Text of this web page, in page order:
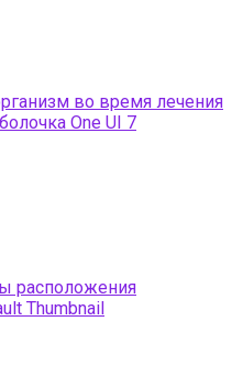
во время лечения
One UI 7
расположения